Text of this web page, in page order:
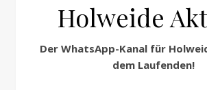
Holweide
Der WhatsApp-Kanal für
dem Laufenden!